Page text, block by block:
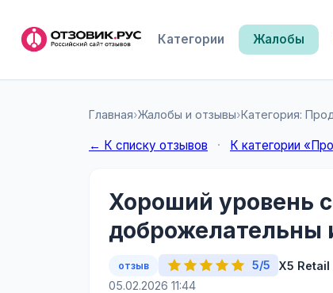
Категории Жалобы
Главная›Жалобы и отзывы›Категория:
← К списку отзывов · К категории
Хороший уровень
доброжелательны
отзыв 5/5 Х5 Retail
05.02.2026 11:44